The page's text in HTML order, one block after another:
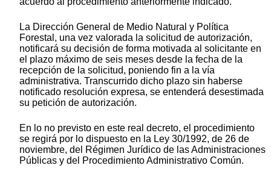
La Dirección General de Medio Natural y Política
Forestal, una vez valorada la solicitud de autorización,
notificará su decisión de forma motivada al solicitante en
el plazo máximo de seis meses desde la fecha de la
recepción de la solicitud, poniendo fin a la vía
administrativa. Transcurrido dicho plazo sin haberse
notificado resolución expresa, se entenderá desestimada
su petición de autorización.
En lo no previsto en este real decreto, el procedimiento
se regirá por lo dispuesto en la Ley 30/1992, de 26 de
noviembre, del Régimen Jurídico de las Administraciones
Públicas y del Procedimiento Administrativo Común.